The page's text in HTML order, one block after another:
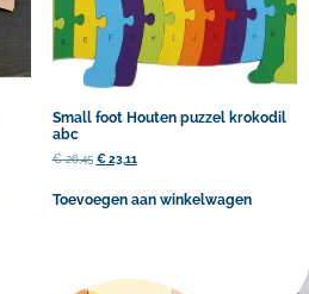
Small foot Houten puzzel krokodil
abc
€26,45 €23,11
Toevoegen aan winkelwagen